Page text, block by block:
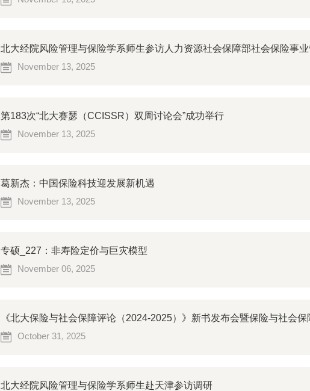
北大经院风险管理与保险学系师生参访人力资源社会保障部社会保险事
November 13, 2025
第183次“北大赛瑟（CCISSR）双周讨论会”成功举行
November 13, 2025
葛新杰：中国保险科技迎发展新机遇
November 13, 2025
专硕_227：非寿险定价与巨灾模型
November 06, 2025
《北大保险与社会保障评论（2024-2025）》新书发布会暨保险与社会
October 31, 2025
北大经院风险管理与保险学系师生赴天津参访调研